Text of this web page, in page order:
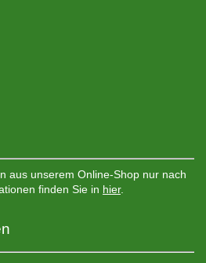
aus unserem Online-Shop nur nach
finden Sie in hier.